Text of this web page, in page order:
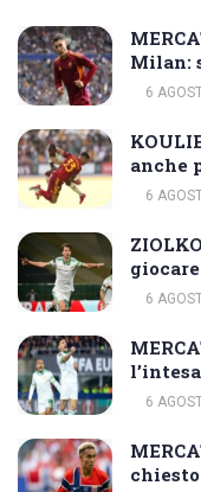
Milan:
6
anche
6
6
6